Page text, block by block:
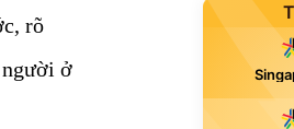
rõ
người ở